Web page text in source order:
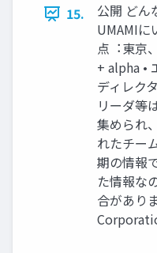
15.
公開 どん
UMAMIに
点︓東京
+ alpha •
ディレク
リーダ等
集められ
れたチー
期の情報
た情報な
合があり